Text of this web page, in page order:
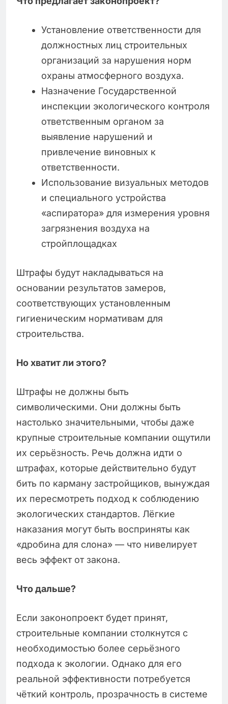
Установление ответственности для
должностных лиц строительных
организаций за нарушения норм
охраны атмосферного воздуха.
Назначение Государственной
инспекции экологического контроля
ответственным органом за
выявление нарушений и
привлечение виновных к
ответственности.
Использование визуальных методов
и специального устройства
«аспиратора» для измерения уровня
загрязнения воздуха на
стройплощадках
Штрафы будут накладываться на
основании результатов замеров,
соответствующих установленным
гигиеническим нормативам для
строительства.
Но хватит ли этого?
Штрафы не должны быть
символическими. Они должны быть
настолько значительными, чтобы даже
крупные строительные компании ощутили
их серьёзность. Речь должна идти о
штрафах, которые действительно будут
бить по карману застройщиков, вынуждая
их пересмотреть подход к соблюдению
экологических стандартов. Лёгкие
наказания могут быть восприняты как
«дробина для слона» — что нивелирует
весь эффект от закона.
Что дальше?
Если законопроект будет принят,
строительные компании столкнутся с
необходимостью более серьёзного
подхода к экологии. Однако для его
реальной эффективности потребуется
чёткий контроль, прозрачность в системе